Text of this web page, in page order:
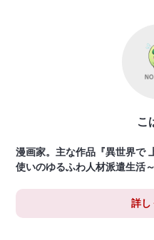
こ
漫画家。主な作品『異世界で
使いのゆるふわ人材派遣生活
詳し